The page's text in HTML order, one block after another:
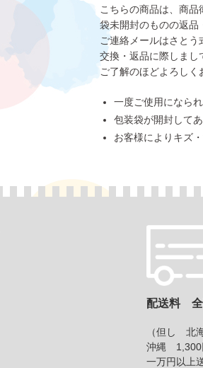
こちらの商品は、商品
袋未開封のものの返品
ご連絡メールはさとう
交換・返品に際しまし
ご了解のほどよろしく
一度ご使用になら
包装袋が開封して
お客様によりキズ
配送料 全
（但し 北
沖縄 1,300
一万円以上